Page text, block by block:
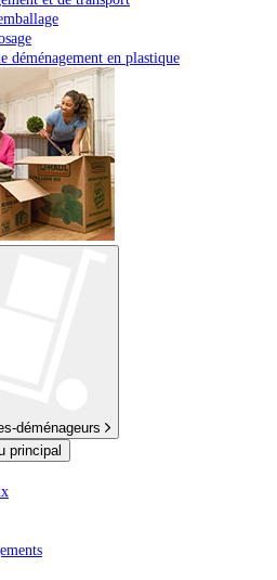
déménagement en plastique
déménageurs
principal